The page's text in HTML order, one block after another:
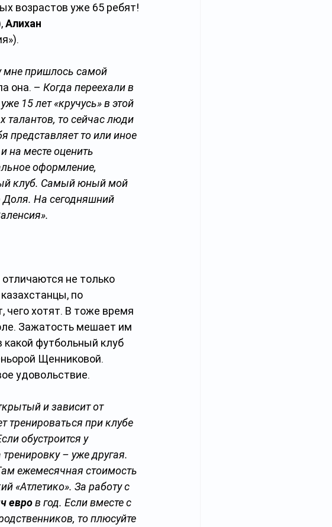
возрастов уже 65 ребят!
Алихан
мне пришлось самой
она. – Когда переехали в
15 лет «кручусь» в этой
талантов, то сейчас люди
представляет то или иное
на месте оценить
оформление,
клуб. Самый юный мой
Доля. На сегодняшний
не только
по
хотят. В тоже время
Зажатость мешает им
футбольный клуб
Щенниковой.
удовольствие.
и зависит от
тренироваться при клубе
обустроится у
– уже другая.
ежемесячная стоимость
«Атлетико». За работу с
евро в год. Если вместе с
то плюсуйте